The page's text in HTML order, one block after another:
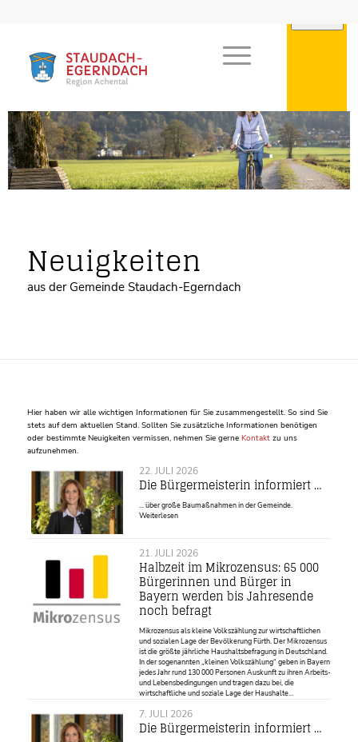
Neuigkeiten
aus der Gemeinde Staudach-Egerndach
Hier haben wir alle wichtigen Informationen für Sie zusammengestellt. So sind Sie
stets auf dem aktuellen Stand. Sollten Sie zusätzliche Informationen benötigen
oder bestimmte Neuigkeiten vermissen, nehmen Sie gerne Kontaktzu uns
aufzunehmen.
22. JULI 2026
Die Bürgermeisterin informiert …
... über große Baumaßnahmen in der Gemeinde.
Weiterlesen
21. JULI 2026
Halbzeit im Mikrozensus: 65 000
Bürgerinnen und Bürger in
Bayern werden bis Jahresende
noch befragt
Mikrozensus als kleine Volkszählung zur wirtschaftlichen
und sozialen Lage der Bevölkerung Fürth. Der Mikrozensus
ist die größte jährliche Haushaltsbefragung in Deutschland.
In der sogenannten „kleinen Volkszählung“ geben in Bayern
jedes Jahr rund 130 000 Personen Auskunft zu ihren Arbeits-
und Lebensbedingungen und tragen dazu bei, die
wirtschaftliche und soziale Lage der Haushalte…
7. JULI 2026
Die Bürgermeisterin informiert …